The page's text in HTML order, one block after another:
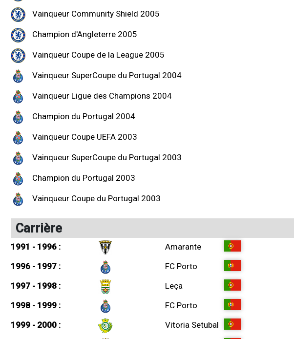
Vainqueur Community Shield 2005
Champion d'Angleterre 2005
Vainqueur Coupe de la League 2005
Vainqueur SuperCoupe du Portugal 2004
Vainqueur Ligue des Champions 2004
Champion du Portugal 2004
Vainqueur Coupe UEFA 2003
Vainqueur SuperCoupe du Portugal 2003
Champion du Portugal 2003
Vainqueur Coupe du Portugal 2003
Carrière
1991 - 1996 :
Amarante
1996 - 1997 :
FC Porto
1997 - 1998 :
Leça
1998 - 1999 :
FC Porto
1999 - 2000 :
Vitoria Setubal